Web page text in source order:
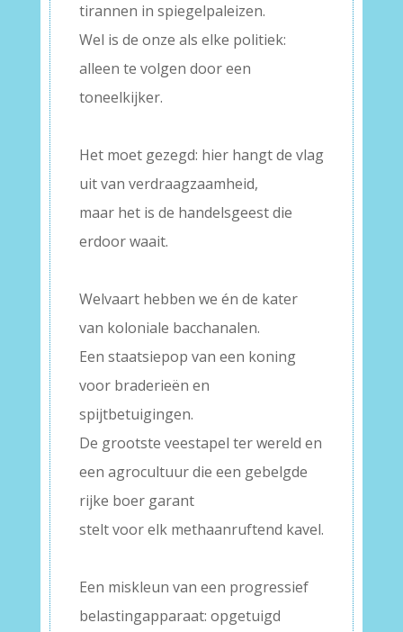
tirannen in spiegelpaleizen.
Wel is de onze als elke politiek:
alleen te volgen door een
toneelkijker.
Het moet gezegd: hier hangt de vlag
uit van verdraagzaamheid,
maar het is de handelsgeest die
erdoor waait.
Welvaart hebben we én de kater
van koloniale bacchanalen.
Een staatsiepop van een koning
voor braderieën en
spijtbetuigingen.
De grootste veestapel ter wereld en
een agrocultuur die een gebelgde
rijke boer garant
stelt voor elk methaanruftend kavel.
Een miskleun van een progressief
belastingapparaat: opgetuigd